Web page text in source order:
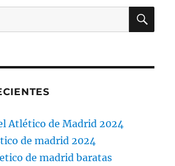
Atlético de Madrid 2024
de madrid 2024
de madrid baratas